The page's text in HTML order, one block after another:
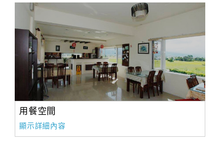
用餐空間
顯示詳細內容